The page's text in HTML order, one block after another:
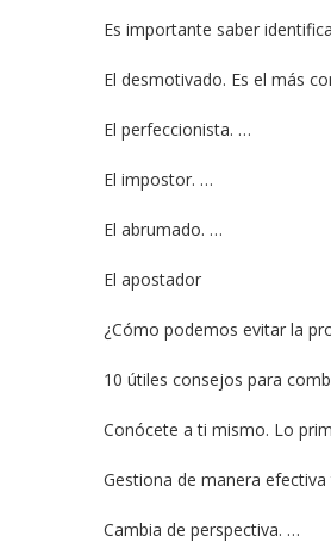
Es importante saber
El desmotivado. Es el más
El perfeccionista. …
El impostor. …
El abrumado. …
El apostador
¿Cómo podemos evitar la
10 útiles consejos para
Conócete a ti mismo. Lo
Gestiona de manera
Cambia de perspectiva. …